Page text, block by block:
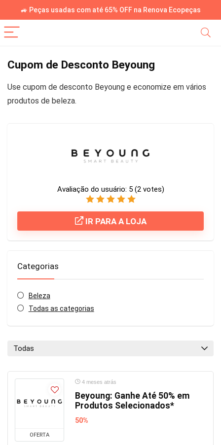
🚙 Peças usadas com até 65% OFF na Renova Ecopeças
Cupom de Desconto Beyoung
Use cupom de desconto Beyoung e economize em vários
produtos de beleza.
Avaliação do usuário: 5 (2votes)
IR PARA A LOJA
Categorias
Beleza
Todas as categorias
Todas
OFERTA
4 meses atrás
Beyoung: Ganhe Até 50% em
Produtos Selecionados*
50%